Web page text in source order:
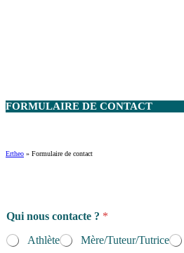
FORMULAIRE DE CONTACT
Ertheo » Formulaire de contact
Qui nous contacte ? *
Athlète
Mère/Tuteur/Tutrice